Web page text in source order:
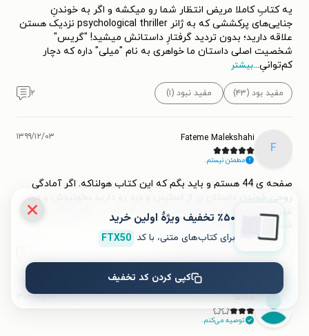
یه کتابِ کاملا مریض انتظار شما رو میکشه و اگر به خوندنِ
جنایی‌های پرکششی که به ژانر psychological thriller نزدیک هستن
علاقه دارید؛ بدون تردید گرفتارِ داستانش میشید! "گریس"
شخصیت اصلی داستان ما خواهری به نام "میلی" داره که دچار
کم‌توانیِ...بیشتر
مفید بود (۴۳) مفید نبود (۱) ۲
F
Fateme Malekshahi
مطمئن نیستم.
۱۳۹۹/۱۲/۰۳
صفحه ی 44 هستم و باید بگم که این کتاب هولناکه. اگر آمادگی
روحی خوندن داستان پر از استرس و درد رو دارید بخونیدش و در
غیر این صورت دنبال رمان لطیف تری بگردید. . . . تکمله: الان تموم
شد. هم چنان بنظرم... بیشتر
مفید بود (۱۷)
SARA
توصیه می‌کنم.
۱۴۰۳/۰۹/۲۲
٪۵۰ تخفیف ویژۀ اولین خرید
برای کتاب‌های متنی، با کد FTX50
کپی کردن کد تخفیف